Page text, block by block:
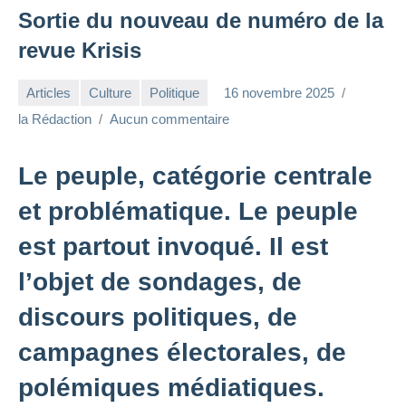
Sortie du nouveau de numéro de la
revue Krisis
Articles Culture Politique
16 novembre 2025
la Rédaction
Aucun commentaire
Le peuple, catégorie centrale
et problématique. Le peuple
est partout invoqué. Il est
l’objet de sondages, de
discours politiques, de
campagnes électorales, de
polémiques médiatiques.